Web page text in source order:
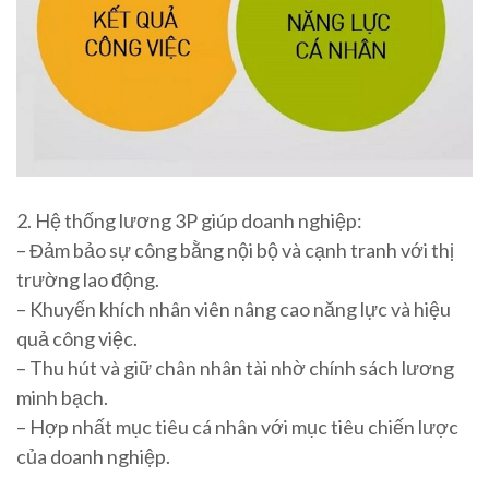
2. Hệ thống lương 3P giúp doanh nghiệp:
– Đảm bảo sự công bằng nội bộ và cạnh tranh với thị
trường lao động.
– Khuyến khích nhân viên nâng cao năng lực và hiệu
quả công việc.
– Thu hút và giữ chân nhân tài nhờ chính sách lương
minh bạch.
– Hợp nhất mục tiêu cá nhân với mục tiêu chiến lược
của doanh nghiệp.